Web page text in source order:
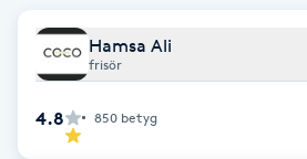
Celluliter
Coachning
Hamsa Ali
frisör
4.8 850 betyg